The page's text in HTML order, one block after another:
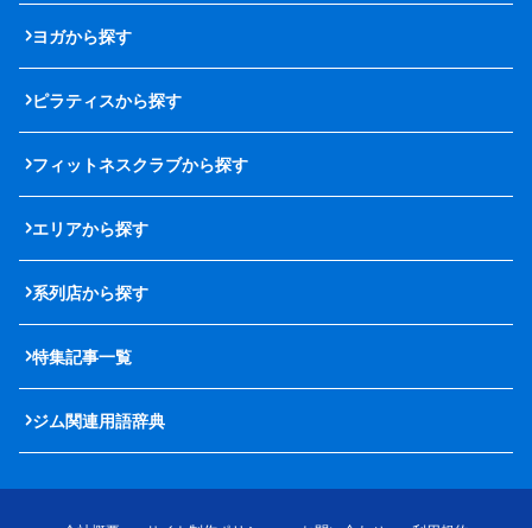
ヨガから探す
ピラティスから探す
フィットネスクラブから探す
エリアから探す
系列店から探す
特集記事一覧
ジム関連用語辞典